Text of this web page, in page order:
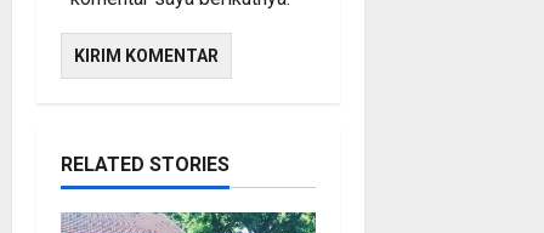
RELATED STORIES